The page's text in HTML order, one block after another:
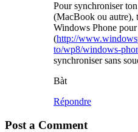
Pour synchroniser
(MacBook ou autre),
Windows Phone
(http://
to/wp8/windows-
synchroniser sans
Bàt
Répondre
Post a Comment